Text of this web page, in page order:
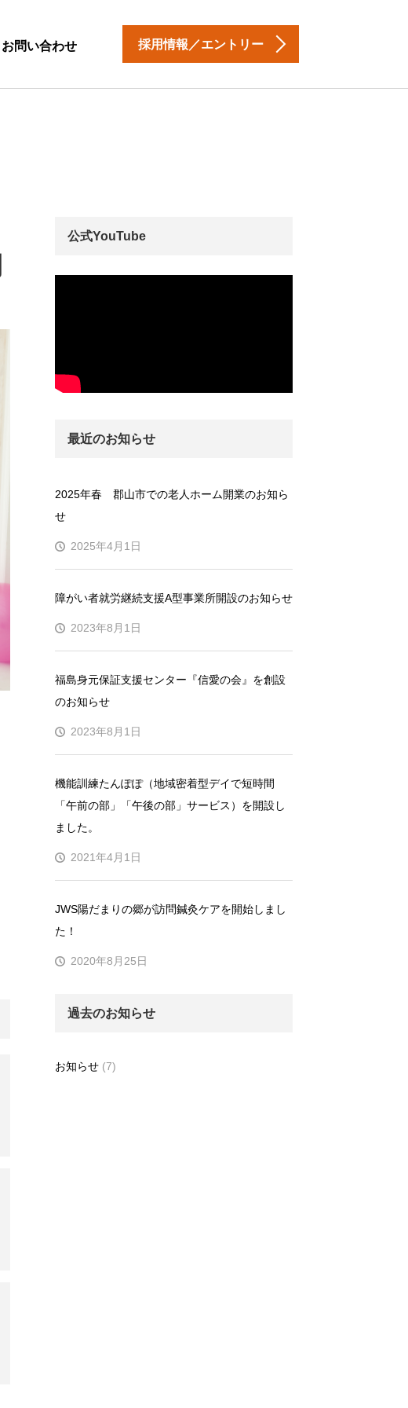
お問い合わせ 採用情報／エントリー
公式YouTube
最近のお知らせ
2025年春 郡山市での老人ホーム開業のお知ら
せ
2025年4月1日
障がい者就労継続支援A型事業所開設のお知らせ
2023年8月1日
福島身元保証支援センター『信愛の会』を創設
のお知らせ
2023年8月1日
機能訓練たんぽぽ（地域密着型デイで短時間
「午前の部」「午後の部」サービス）を開設し
ました。
2021年4月1日
JWS陽だまりの郷が訪問鍼灸ケアを開始しまし
た！
2020年8月25日
過去のお知らせ
お知らせ (7)